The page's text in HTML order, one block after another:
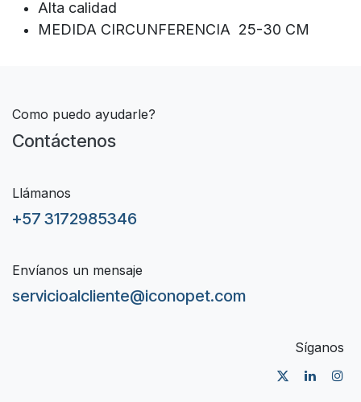
Alta calidad
MEDIDA CIRCUNFERENCIA 25-30 CM
Como puedo ayudarle?
Contáctenos
Llámanos
+57 3172985346
Envíanos un mensaje
servicioalcliente@iconopet.com
Síganos